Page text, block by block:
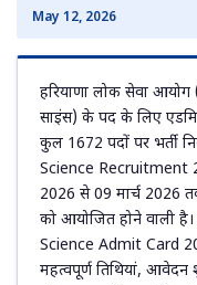
May 12, 2026
हरियाणा लोक सेवा आयोग
साइंस) के पद के लिए
कुल 1672 पदों पर भर्ती
Science Recruitment
2026 से 09 मार्च 2026
को आयोजित होने वाली
Science Admit Card
महत्वपूर्ण तिथियां, आवेदन